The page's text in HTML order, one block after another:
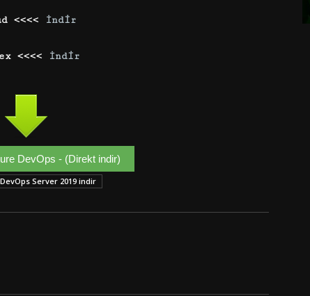
<<<< İndir
<<<< İndir
DevOps - (Direkt indir)
Server 2019 indir